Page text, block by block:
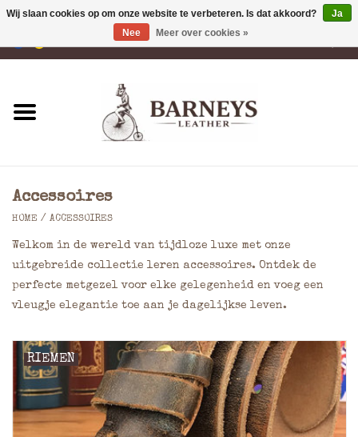
Portemonnees
Rugzakken
Tassen
Accessoires
Merken
Accessoires
HOME / ACCESSOIRES
Welkom in de wereld van tijdloze luxe met onze
uitgebreide collectie leren accessoires. Ontdek de
perfecte metgezel voor elke gelegenheid en voeg een
vleugje elegantie toe aan je dagelijkse leven.
RIEMEN
Wij slaan cookies op om onze website te verbeteren. Is dat akkoord?
Ja
Nee
Meer over cookies »